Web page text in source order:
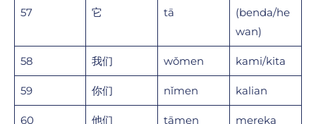
57 它 tā
(benda/he
wan)
58 我们 wǒmen kami/kita
59 你们 nǐmen kalian
60 他们 tāmen mereka